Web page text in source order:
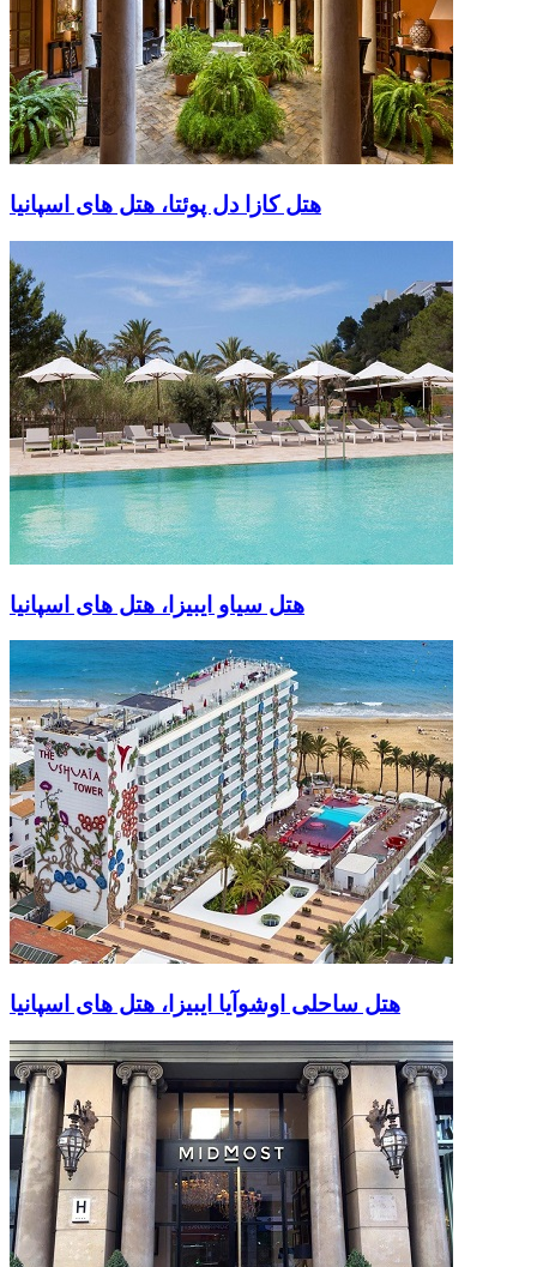
هتل کازا دل پوئتا، هتل های اسپانیا
هتل سیاو ایبیزا، هتل های اسپانیا
هتل ساحلی اوشوآیا ایبیزا، هتل های اسپانیا